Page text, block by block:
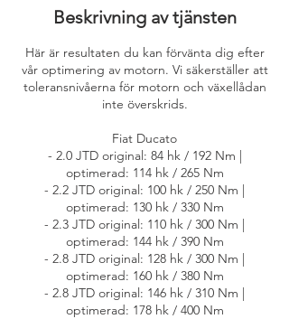
Beskrivning av tjänsten
Här är resultaten du kan förvänta dig efter
vår optimering av motorn. Vi säkerställer att
toleransnivåerna för motorn och växellådan
inte överskrids.
Fiat Ducato
- 2.0 JTD original: 84 hk / 192 Nm |
optimerad: 114 hk / 265 Nm
- 2.2 JTD original: 100 hk / 250 Nm |
optimerad: 130 hk / 330 Nm
- 2.3 JTD original: 110 hk / 300 Nm |
optimerad: 144 hk / 390 Nm
- 2.8 JTD original: 128 hk / 300 Nm |
optimerad: 160 hk / 380 Nm
- 2.8 JTD original: 146 hk / 310 Nm |
optimerad: 178 hk / 400 Nm